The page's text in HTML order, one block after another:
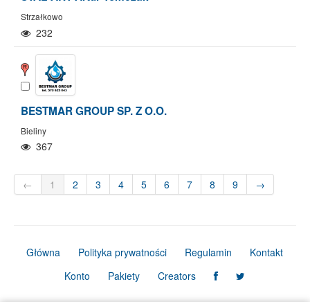
Strzałkowo
232
BESTMAR GROUP SP. Z O.O.
Bieliny
367
← 1 2 3 4 5 6 7 8 9 →
Główna Polityka prywatności Regulamin
Kontakt
Konto
Pakiety Creators